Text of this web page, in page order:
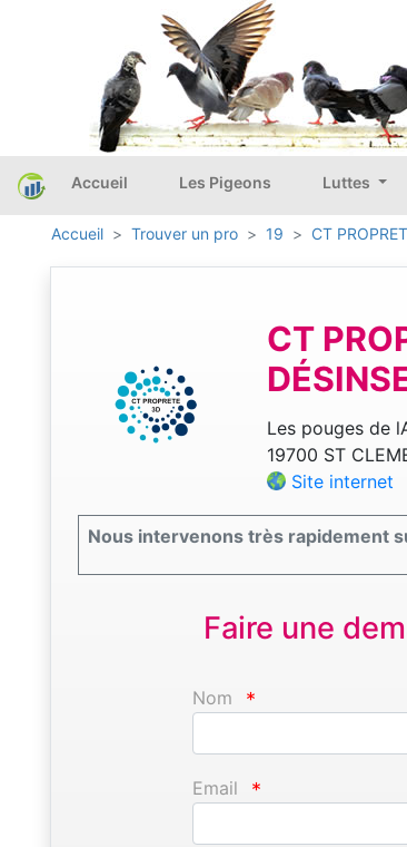
Accueil Les Pigeons Luttes
Accueil Trouver un pro 19 CT
CT
Les pouges de
19700 ST
Site internet
Nous intervenons très rapidement
Faire une
Nom *
Email *